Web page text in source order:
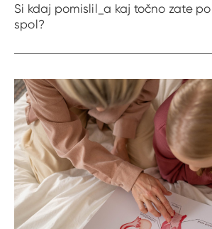
Si kdaj pomislil_a kaj točno zate
spol?